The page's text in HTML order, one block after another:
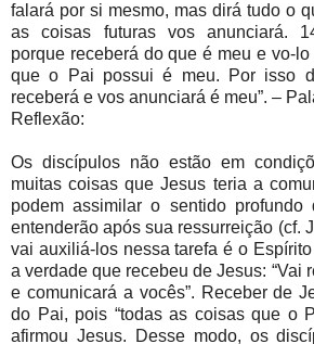
falará por si mesmo, mas dirá tudo o
as coisas futuras vos anunciará.
porque receberá do que é meu e vo-
que o Pai possui é meu. Por isso
receberá e vos anunciará é meu”. –
Reflexão:
Os discípulos não estão em
muitas coisas que Jesus teria a
podem assimilar o sentido
entenderão após sua ressurreição (cf.
vai auxiliá-los nessa tarefa é o
a verdade que recebeu de Jesus: “Vai
e comunicará a vocês”. Receber de
do Pai, pois “todas as coisas que o
afirmou Jesus. Desse modo, os